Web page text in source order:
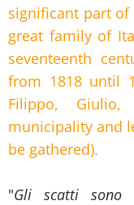
significant part
great family of
seventeenth
from 1818 until
Filippo,
municipality and
be gathered).
"Gli scatti sono